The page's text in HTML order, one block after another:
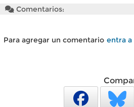
Comentarios:
Para agregar un comentario entra